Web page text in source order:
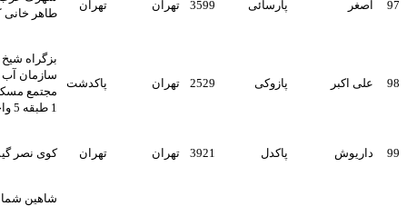
پارسائی 3599 تهران تهران
طاهر خانی ک باران 2 پ 8
پازوکی 2529 تهران پاکدشت
بزگراه شیخ فضل اله نوری خ
سازمان آب خ حاجی پور امیر
مجتمع مسکونی فردوس بلوک
پاکدل 3921 تهران تهران کوی نصر گیشا خ 27 پ 13
شاهین شمالی هفتم شرقی